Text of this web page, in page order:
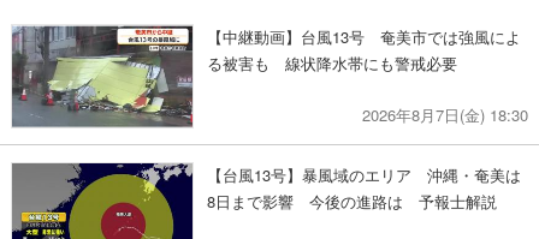
【中継動画】台風13号 奄美市では強風によ
る被害も 線状降水帯にも警戒必要
2026年8月7日(金) 18:30
【台風13号】暴風域のエリア 沖縄・奄美は
8日まで影響 今後の進路は 予報士解説